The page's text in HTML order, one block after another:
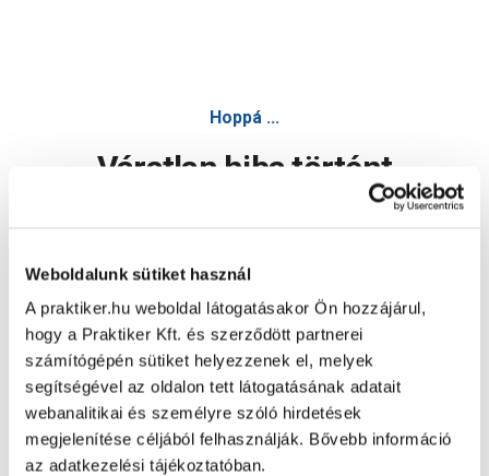
Weboldalunk sütiket használ
A praktiker.hu weboldal látogatásakor Ön hozzájárul,
hogy a Praktiker Kft. és szerződött partnerei
számítógépén sütiket helyezzenek el, melyek
segítségével az oldalon tett látogatásának adatait
webanalitikai és személyre szóló hirdetések
megjelenítése céljából felhasználják. Bővebb információ
az adatkezelési tájékoztatóban.
Hoppá ...
Váratlan hiba történt
Oldal újratöltése